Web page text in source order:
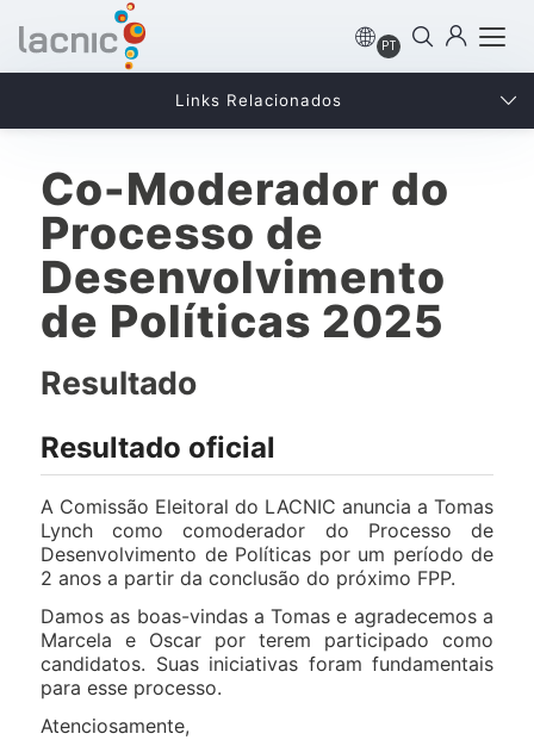
PT
Co-Moderador do
Processo de
Desenvolvimento
de Políticas 2025
Resultado
Resultado oficial
A Comissão Eleitoral do LACNIC anuncia a Tomas
Lynch como comoderador do Processo de
Desenvolvimento de Políticas por um período de
2 anos a partir da conclusão do próximo FPP.
Damos as boas-vindas a Tomas e agradecemos a
Marcela e Oscar por terem participado como
candidatos. Suas iniciativas foram fundamentais
para esse processo.
Atenciosamente,
Links Relacionados